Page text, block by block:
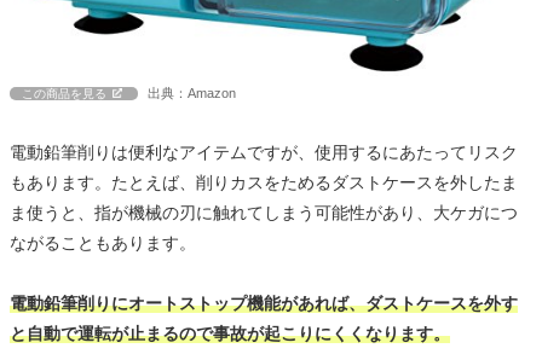
この商品を見る 出典：Amazon
電動鉛筆削りは便利なアイテムですが、使用するにあたってリスク
もあります。たとえば、削りカスをためるダストケースを外したま
ま使うと、指が機械の刃に触れてしまう可能性があり、大ケガにつ
ながることもあります。
電動鉛筆削りにオートストップ機能があれば、ダストケースを外す
と自動で運転が止まるので事故が起こりにくくなります。